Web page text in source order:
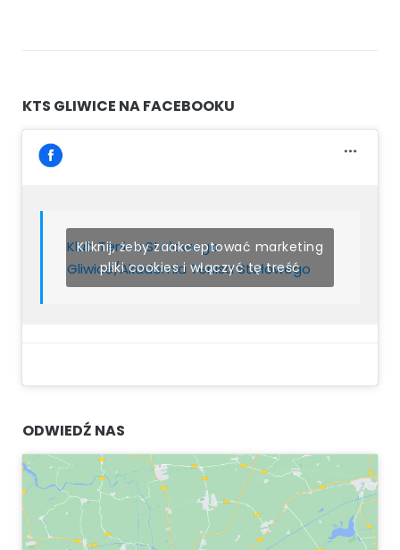
KTS GLIWICE NA FACEBOOKU
Klub Tenisa Stołowego
Gliwice/Akademia Tenisa Stołowego
Kliknij, żeby zaakceptować marketing
pliki cookies i włączyć tę treść
ODWIEDŹ NAS